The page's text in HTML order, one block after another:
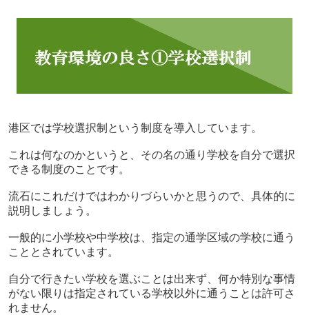
港区では学校選択制という制度を導入しています。
これは何なのかというと、その名の通り学校を自分で選択
できる制度のことです。
流石にこれだけではわかりづらいかと思うので、具体的に
説明しましょう。
一般的に小学校や中学校は、指定の通学区域の学校に通う
こととされています。
自分で行きたい学校を選ぶことは出来ず、何か特別な事情
がない限りは指定されている学校以外に通うことは許可さ
れません。